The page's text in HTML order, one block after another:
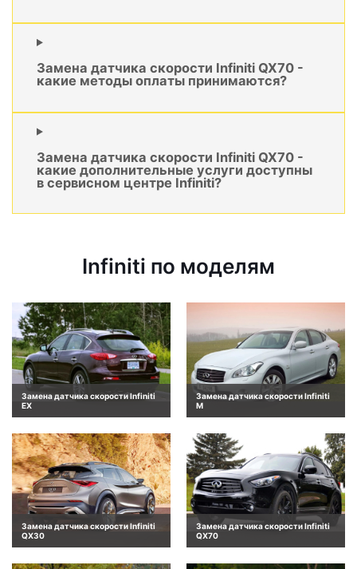
Замена датчика скорости Infiniti QX70 -
какие методы оплаты принимаются?
Замена датчика скорости Infiniti QX70 -
какие дополнительные услуги доступны
в сервисном центре Infiniti?
Infiniti по моделям
Замена датчика скорости Infiniti
EX
Замена датчика скорости Infiniti
M
Замена датчика скорости Infiniti
QX30
Замена датчика скорости Infiniti
QX70